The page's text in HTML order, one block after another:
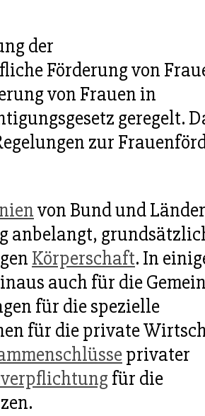
der
Förderung von
von Frauen in
geregelt.
zur
von Bund und
anbelangt,
Körperschaft. In
auch für die
für die spezielle
für die private
privater
für die